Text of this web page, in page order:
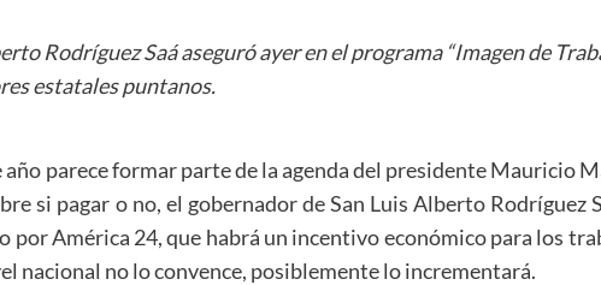
Rodríguez Saá aseguró ayer en el programa “Imagen de
estatales puntanos.
año parece formar parte de la agenda del presidente Mauricio
si pagar o no, el gobernador de San Luis Alberto Rodríguez
por América 24, que habrá un incentivo económico para los
nacional no lo convence, posiblemente lo incrementará.